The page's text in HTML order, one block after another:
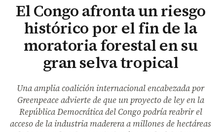
El Congo afronta un riesgo
histórico por el fin de la
moratoria forestal en su
gran selva tropical
Una amplia coalición internacional encabezada por
Greenpeace advierte de que un proyecto de ley en la
República Democrática del Congo podría reabrir el
acceso de la industria maderera a millones de hectáreas